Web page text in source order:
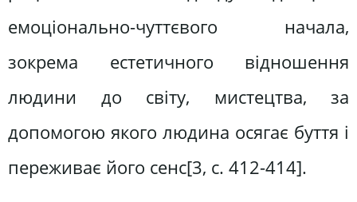
емоціонально-чуттєвого начала,
зокрема естетичного відношення
людини до світу, мистецтва, за
допомогою якого людина осягає буття і
переживає його сенс[3, c. 412-414].